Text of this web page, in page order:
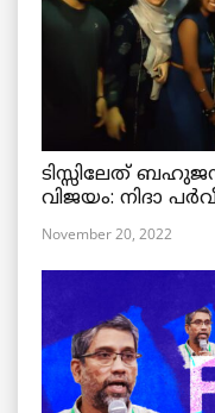
ടിസ്സിലേത്
വിജയം: നിദാ
November 20, 2022